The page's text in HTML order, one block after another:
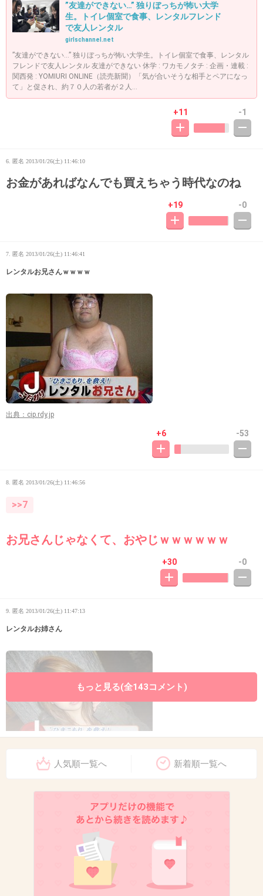
”友達ができない…” 独りぼっちが怖い大学
生。トイレ個室で食事、レンタルフレンド
で友人レンタル
girlschannel.net
”友達ができない…” 独りぼっちが怖い大学生。トイレ個室で食事、レンタル
フレンドで友人レンタル 友達ができない 休学 : ワカモノタチ : 企画・連載 :
関西発 : YOMIURI ONLINE（読売新聞）「気が合いそうな相手とペアになっ
て」と促され、約７０人の若者が２人...
+11 -1
6. 匿名 2013/01/26(土) 11:46:10
お金があればなんでも買えちゃう時代なのね
+19 -0
7. 匿名 2013/01/26(土) 11:46:41
レンタルお兄さんｗｗｗｗ
出典：cip.rdy.jp
+6 -53
8. 匿名 2013/01/26(土) 11:46:56
>>7
お兄さんじゃなくて、おやじｗｗｗｗｗｗ
+30 -0
9. 匿名 2013/01/26(土) 11:47:13
レンタルお姉さん
出典：cip.rdy.jp
ケバすぎやしないかい？？
もっと見る(全143コメント)
人気順一覧へ 新着順一覧へ